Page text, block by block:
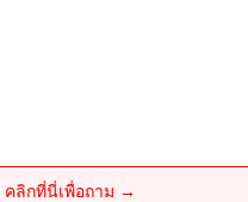
คลิกที่นี่เพื่อถาม →